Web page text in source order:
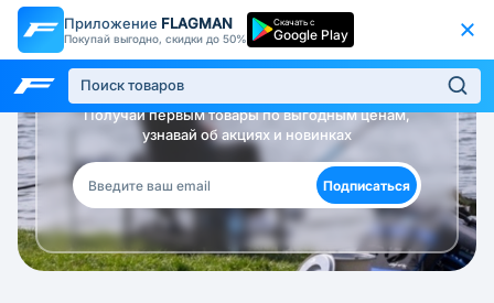
Приложение FLAGMAN
Покупай выгодно, скидки до 50%
Скачать с
Google Play
Будь в курсе!
Получай первым товары по выгодным ценам,
узнавай об акциях и новинках
Подписаться